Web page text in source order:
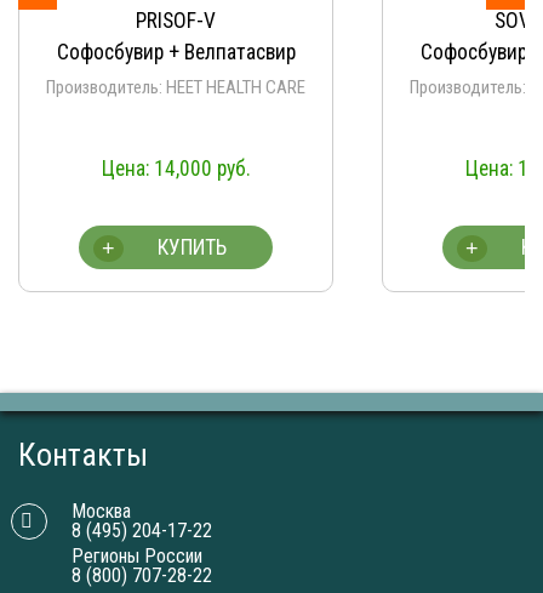
PRISOF-V
Софосбувир + Велпатасвир
Производитель: HEET HEALTH CARE
14,000 руб.
КУПИТЬ
+
Софосбувир
Производитель:
+
Контакты
Москва
8 (495) 204-17-22
Регионы России
8 (800) 707-28-22